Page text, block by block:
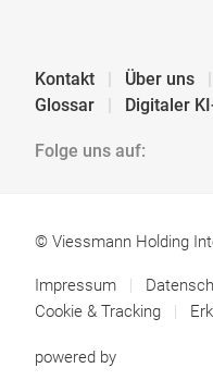
Kontakt Über uns
Glossar
Digitaler
Folge uns auf:
© Viessmann Holding
Impressum
Cookie & Tracking
powered by